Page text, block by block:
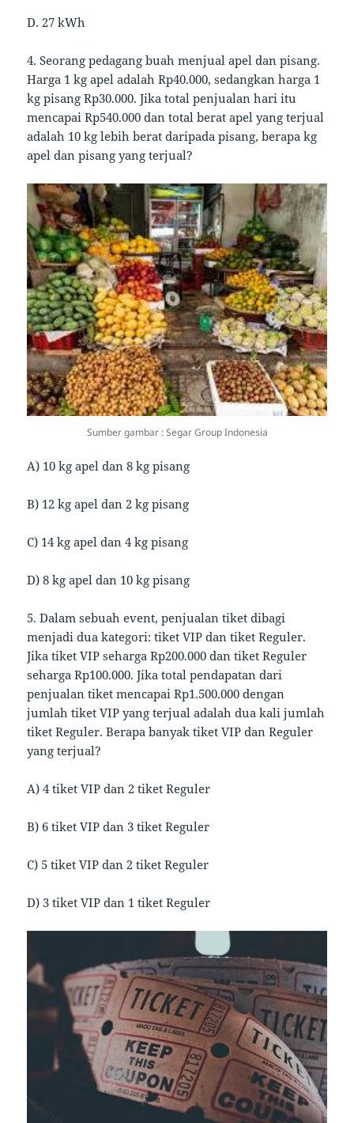
D. 27 kWh
4. Seorang pedagang buah menjual apel dan pisang.
Harga 1 kg apel adalah Rp40.000, sedangkan harga 1
kg pisang Rp30.000. Jika total penjualan hari itu
mencapai Rp540.000 dan total berat apel yang terjual
adalah 10 kg lebih berat daripada pisang, berapa kg
apel dan pisang yang terjual?
Sumber gambar : Segar Group Indonesia
A) 10 kg apel dan 8 kg pisang
B) 12 kg apel dan 2 kg pisang
C) 14 kg apel dan 4 kg pisang
D) 8 kg apel dan 10 kg pisang
5. Dalam sebuah event, penjualan tiket dibagi
menjadi dua kategori: tiket VIP dan tiket Reguler.
Jika tiket VIP seharga Rp200.000 dan tiket Reguler
seharga Rp100.000. Jika total pendapatan dari
penjualan tiket mencapai Rp1.500.000 dengan
jumlah tiket VIP yang terjual adalah dua kali jumlah
tiket Reguler. Berapa banyak tiket VIP dan Reguler
yang terjual?
A) 4 tiket VIP dan 2 tiket Reguler
B) 6 tiket VIP dan 3 tiket Reguler
C) 5 tiket VIP dan 2 tiket Reguler
D) 3 tiket VIP dan 1 tiket Reguler